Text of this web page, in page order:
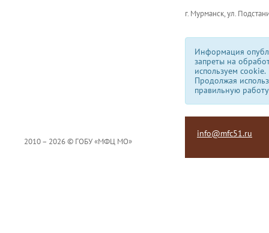
г. Мурманск, ул.
Информация
запреты на
используем сookie.
Продолжая
правильную
2010 – 2026 © ГОБУ «МФЦ МО»
info@mfc51.ru